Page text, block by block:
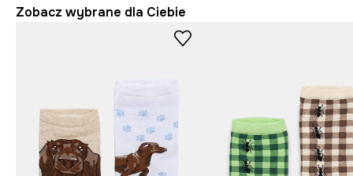
Zobacz wybrane dla Ciebie